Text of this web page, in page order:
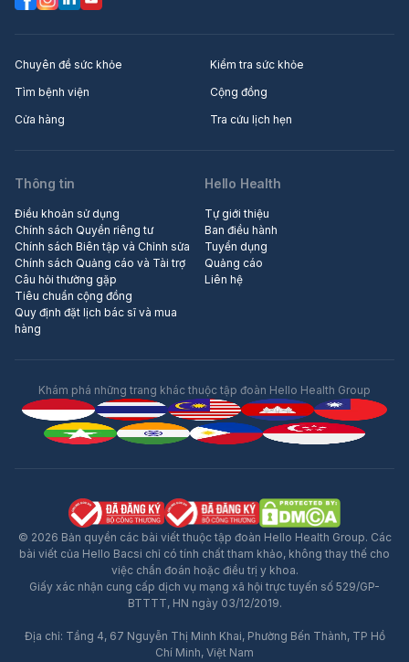
Chuyên đề sức khỏe
Kiểm tra sức khỏe
Tìm bệnh viện
Cộng đồng
Cửa hàng
Tra cứu lịch hẹn
Thông tin
Điều khoản sử dụng
Chính sách Quyền riêng tư
Chính sách Biên tập và Chỉnh sửa
Chính sách Quảng cáo và Tài trợ
Câu hỏi thường gặp
Tiêu chuẩn cộng đồng
Quy định đặt lịch bác sĩ và mua
hàng
Hello Health
Tự giới thiệu
Ban điều hành
Tuyển dụng
Quảng cáo
Liên hệ
Khám phá những trang khác thuộc tập đoàn Hello Health Group
© 2026 Bản quyền các bài viết thuộc tập đoàn Hello Health Group. Các
bài viết của Hello Bacsi chỉ có tính chất tham khảo, không thay thế cho
việc chẩn đoán hoặc điều trị y khoa.
Giấy xác nhận cung cấp dịch vụ mạng xã hội trực tuyến số 529/GP-
BTTTT, HN ngày 03/12/2019.
Địa chỉ: Tầng 4, 67 Nguyễn Thị Minh Khai, Phường Bến Thành, TP Hồ
Chí Minh, Việt Nam